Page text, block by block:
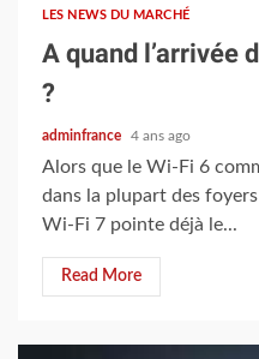
LES NEWS DU MARCHÉ
A quand l’arrivée
?
adminfrance 4 ans ago
Alors que le Wi-Fi 6
dans la plupart des
Wi-Fi 7 pointe déjà le...
Read More